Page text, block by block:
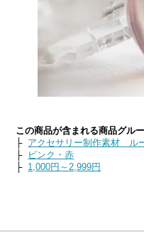
この商品が含まれる商品グル
├ アクセサリー制作素材 ル
├
ピンク・赤
├ 1,000円～2,999円